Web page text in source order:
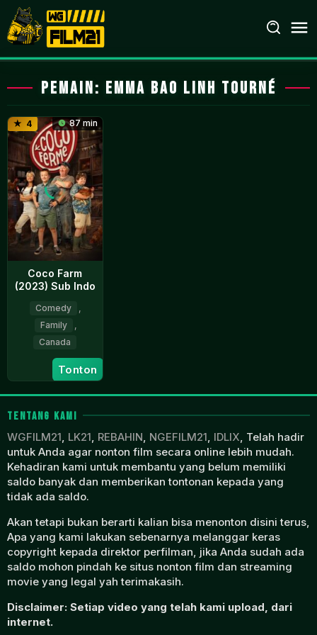
Loncat
ke
konten
Pemain: Emma Bao Linh Tourné
4 87 min
Coco Farm
(2023) Sub Indo
Comedy
Family
Canada
11
Jul
2023
Sébastien
Gagné
Tonton
TENTANG KAMI
WGFILM21, LK21, REBAHIN, NGEFILM21, IDLIX, Telah hadir
untuk Anda agar nonton film secara online lebih mudah.
Kehadiran kami untuk membantu yang belum memiliki
saldo banyak dan memberikan tontonan kepada yang
tidak ada saldo.
Akan tetapi bukan berarti kalian bisa menonton disini terus,
Apa yang kami lakukan sebenarnya melanggar keras
copyright kepada direktor perfilman, jika Anda sudah ada
saldo mohon pindah ke situs nonton film dan streaming
movie yang legal yah terimakasih.
Disclaimer: Setiap video yang telah kami upload, dari
internet.